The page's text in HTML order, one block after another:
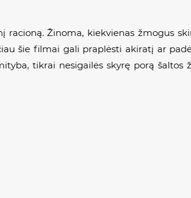
Žinoma, kiekvienas žmogus
šie filmai gali praplėsti akiratį ar
tikrai nesigailės skyrę porą šaltos